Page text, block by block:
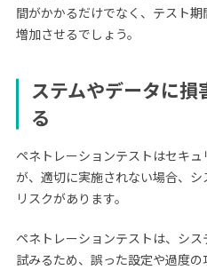
間がかかるだけでなく、テスト
増加させるでしょう。
ステムやデータに損
る
ペネトレーションテストはセキ
が、適切に実施されない場合、
リスクがあります。
ペネトレーションテストは、シ
試みるため、誤った設定や過度